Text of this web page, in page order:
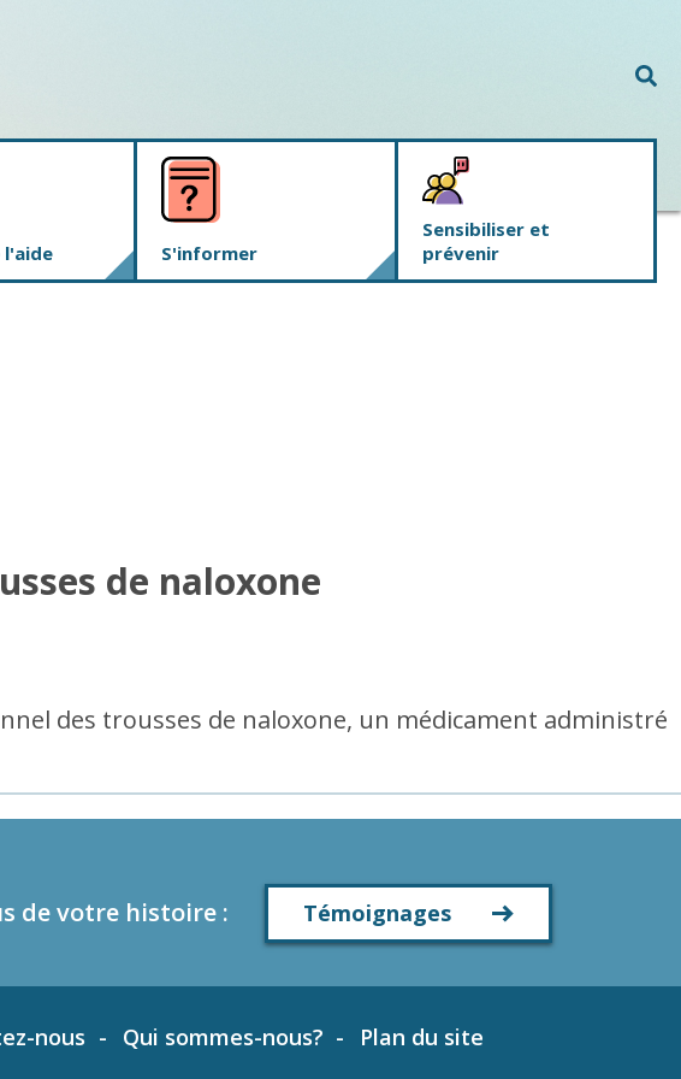
l'aide S'informer
Sensibiliser et
prévenir
de naloxone
des trousses de naloxone, un médicament administré
de votre histoire : Témoignages
nous Qui sommes-nous? Plan du site